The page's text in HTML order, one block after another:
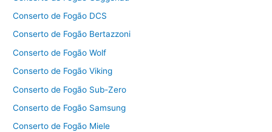
Conserto de Fogão DCS
Conserto de Fogão Bertazzoni
Conserto de Fogão Wolf
Conserto de Fogão Viking
Conserto de Fogão Sub-Zero
Conserto de Fogão Samsung
Conserto de Fogão Miele